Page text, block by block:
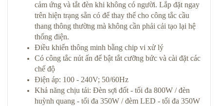
cảm ứng và tắt đèn khi không có người. Lắp đặt ngay
trên hiện trạng sẵn có để thay thế cho công tắc cầu
thang thông thường mà không cần phải cải tạo lại hệ
thống điện.
Điều khiển thông minh bằng chip vi xử lý
Có công tắc nút ấn để bật tắt cưỡng bức và cài đặt các
chế độ
Điện áp: 100 - 240V; 50/60Hz
Khả năng chịu tải: Đèn sợi đốt - tối đa 800W / đèn
huỳnh quang - tối đa 350W / đèm LED - tối đa 350W